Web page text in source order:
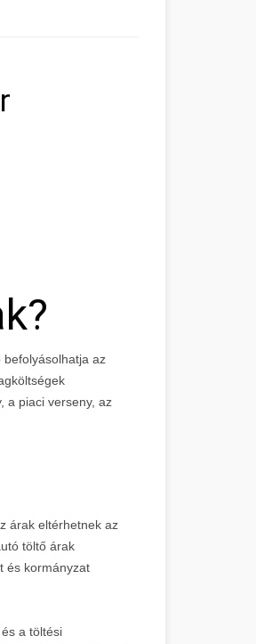
az
a piaci verseny, az
árak eltérhetnek az
töltő árak
és kormányzat
a töltési